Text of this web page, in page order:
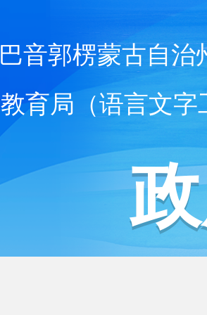
巴音郭楞蒙古自治
教育局（语言文字